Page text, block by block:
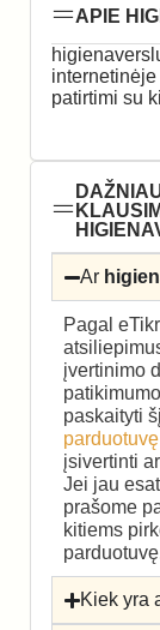
APIE
patirtimi su
Ar
Pagal
įvertinimo
paskaityti
įsivertinti
Jei jau
prašome
kitiems
Kiek yra